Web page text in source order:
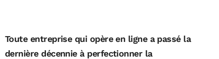
Toute entreprise qui opère en ligne a passé la
dernière décennie à perfectionner la